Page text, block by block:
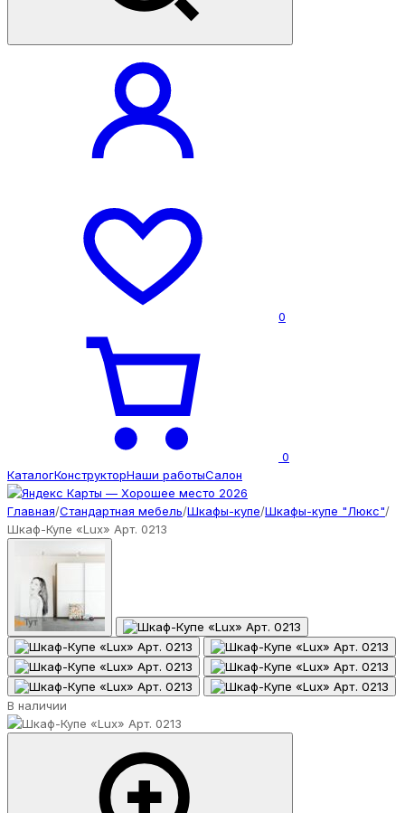
0
0
КаталогКонструкторНаши работыСалон
Главная/Стандартная мебель/Шкафы-купе/Шкафы-купе "Люкс"/
Шкаф-Купе «Lux» Арт. 0213
В наличии